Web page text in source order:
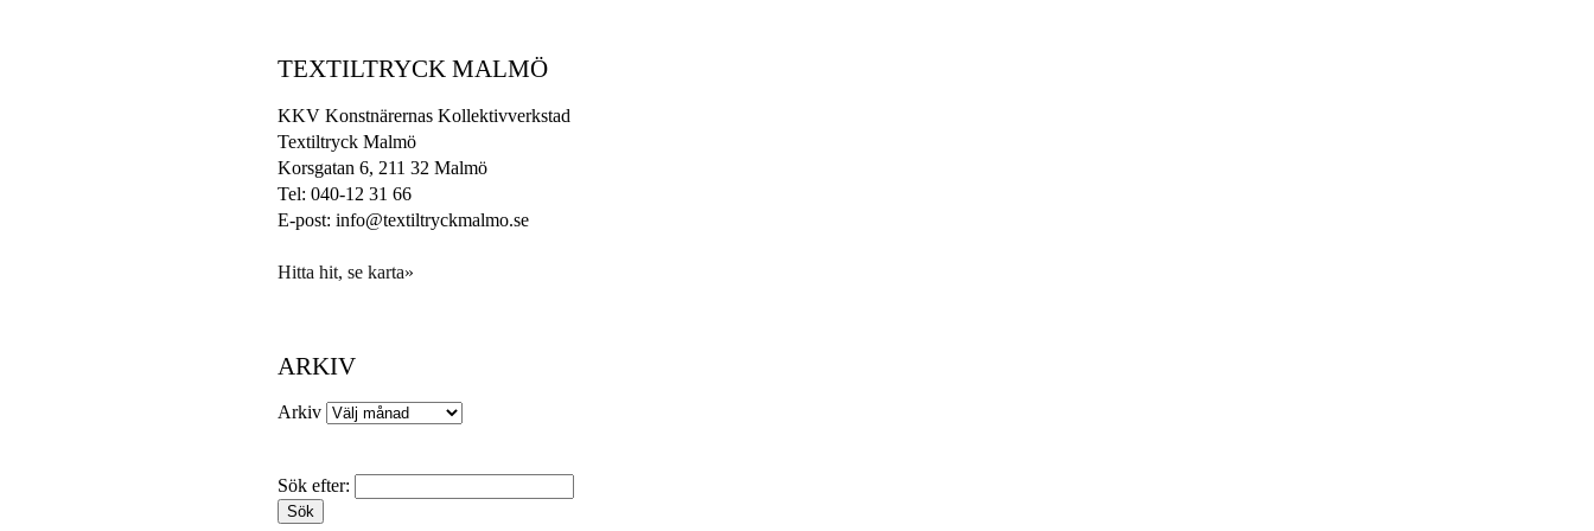
TEXTILTRYCK MALMÖ
KKV Konstnärernas Kollektivverkstad
Textiltryck Malmö
Korsgatan 6, 211 32 Malmö
Tel: 040-12 31 66
E-post: info@textiltryckmalmo.se
Hitta hit, se karta»
ARKIV
Arkiv
Sök efter: